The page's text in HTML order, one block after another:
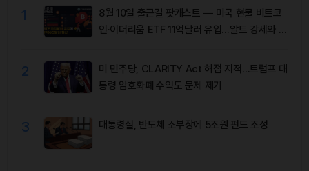
1
8월 10일 출근길 팟캐스트 — 미국 현물 비트코
인·이더리움 ETF 11억달러 유입…알트 강세와 숏
2
미 민주당, CLARITY Act 허점 지적…트럼프 대
통령 암호화폐 수익도 문제 제기
3 대통령실, 반도체 소부장에 5조원 펀드 조성